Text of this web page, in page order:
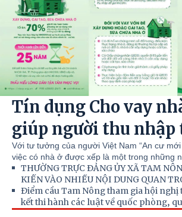
Tín dụng Cho vay
giúp người thu nhập
thực hiện ước mơ
lập nghiệp”
Với tư tưởng của người Việt Nam “An cư
việc có nhà ở được xếp là một trong những
thực hiện của con người. Chính vì vậy, chính
vay nhà ở xã hội của Ngân hàng Chính sách
có ý nghĩa to lớn và phù hợp với thực tiễn.
chương trình cho vay nhà ở xã hội đến nay,
THƯỜNG TRỰC ĐẢNG ỦY XÃ TAM
KIẾN VÀO NHIỀU NỘI DUNG QUAN
Điểm cầu Tam Nông tham gia hội
kết thi hành các luật về quốc phòng,
phương.